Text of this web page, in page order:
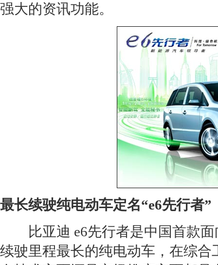
强大的资讯功能。
最长续驶纯电动车定名“e6先行者”
比亚迪 e6先行者是中国首款
续驶里程最长的纯电动车 ，在综